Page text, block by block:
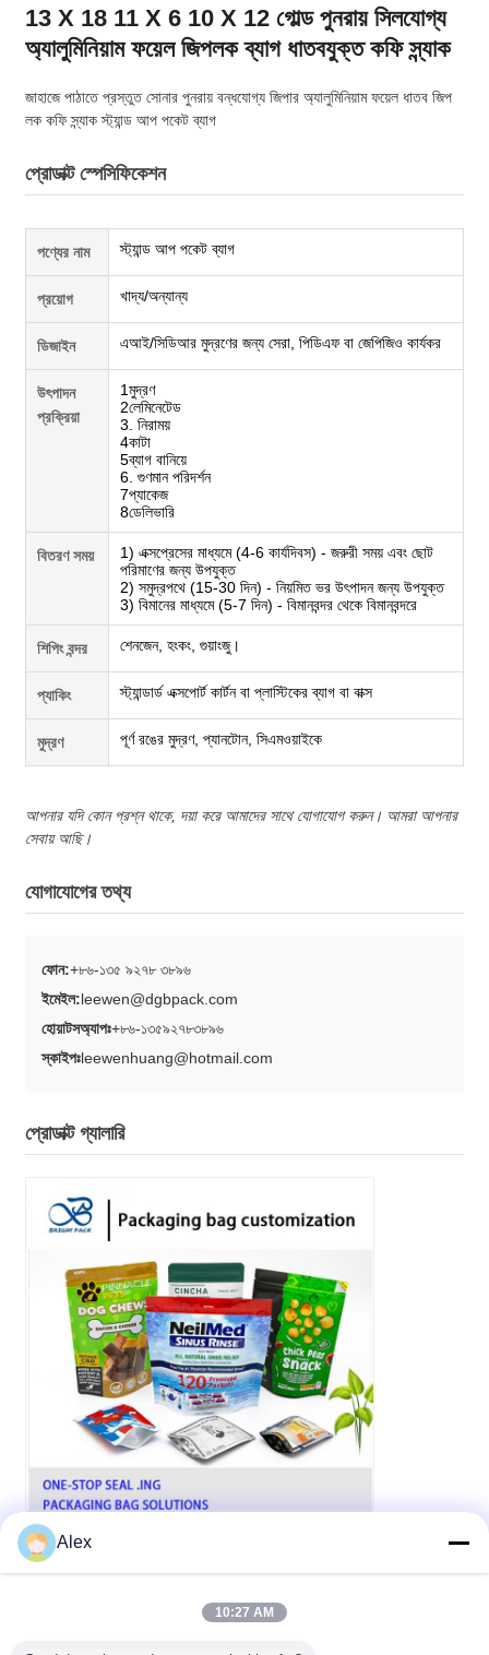
13 X 18 11 X 6 10 X 12 গোল্ড পুনরায় সিলযোগ্য
অ্যালুমিনিয়াম ফয়েল জিপলক ব্যাগ ধাতবযুক্ত কফি স্ন্যাক
জাহাজে পাঠাতে প্রস্তুত সোনার পুনরায় বন্ধযোগ্য জিপার অ্যালুমিনিয়াম ফয়েল ধাতব জিপ
লক কফি স্ন্যাক স্ট্যান্ড আপ পকেট ব্যাগ
প্রোডাক্ট স্পেসিফিকেশন
পণ্যের নাম স্ট্যান্ড আপ পকেট ব্যাগ
প্রয়োগ খাদ্য/অন্যান্য
ডিজাইন এআই/সিডিআর মুদ্রণের জন্য সেরা, পিডিএফ বা জেপিজিও কার্যকর
উৎপাদন
প্রক্রিয়া
1মুদ্রণ
2লেমিনেটেড
3. নিরাময়
4কাটা
5ব্যাগ বানিয়ে
6. গুণমান পরিদর্শন
7প্যাকেজ
8ডেলিভারি
বিতরণ সময়
1) এক্সপ্রেসের মাধ্যমে (4-6 কার্যদিবস) - জরুরী সময় এবং ছোট
পরিমাণের জন্য উপযুক্ত
2) সমুদ্রপথে (15-30 দিন) - নিয়মিত ভর উৎপাদন জন্য উপযুক্ত
3) বিমানের মাধ্যমে (5-7 দিন) - বিমানবন্দর থেকে বিমানবন্দরে
শিপিং বন্দর শেনজেন, হংকং, গুয়াংজু।
প্যাকিং স্ট্যান্ডার্ড এক্সপোর্ট কার্টন বা প্লাস্টিকের ব্যাগ বা বাক্স
মুদ্রণ পূর্ণ রঙের মুদ্রণ, প্যানটোন, সিএমওয়াইকে
আপনার যদি কোন প্রশ্ন থাকে, দয়া করে আমাদের সাথে যোগাযোগ করুন। আমরা আপনার
সেবায় আছি।
যোগাযোগের তথ্য
ফোন:+৮৬-১৩৫ ৯২৭৮ ৩৮৯৬
ইমেইল:leewen@dgbpack.com
হোয়াটসঅ্যাপঃ+৮৬-১৩৫৯২৭৮৩৮৯৬
স্কাইপঃleewenhuang@hotmail.com
প্রোডাক্ট গ্যালারি
Alex
10:27 AM